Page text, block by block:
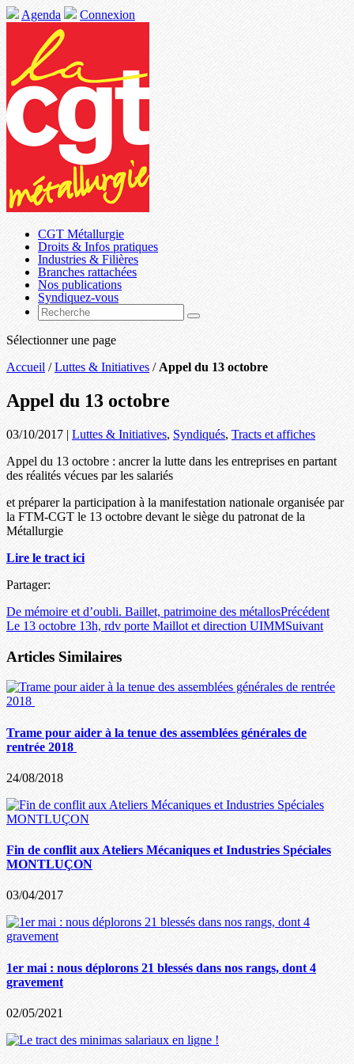
Agenda Connexion
CGT Métallurgie
Droits & Infos pratiques
Industries & Filières
Branches rattachées
Nos publications
Syndiquez-vous
Sélectionner une page
Accueil /Luttes & Initiatives / Appel du 13 octobre
Appel du 13 octobre
03/10/2017 | Luttes & Initiatives, Syndiqués, Tracts et affiches
Appel du 13 octobre : ancrer la lutte dans les entreprises en partant
des réalités vécues par les salariés
et préparer la participation à la manifestation nationale organisée par
la FTM-CGT le 13 octobre devant le siège du patronat de la
Métallurgie
Lire le tract ici
Partager:
De mémoire et d’oubli. Baillet, patrimoine des métallosPrécédent
Le 13 octobre 13h, rdv porte Maillot et direction UIMMSuivant
Articles Similaires
Trame pour aider à la tenue des assemblées générales de
rentrée 2018
24/08/2018
Fin de conflit aux Ateliers Mécaniques et Industries Spéciales
MONTLUÇON
03/04/2017
1er mai : nous déplorons 21 blessés dans nos rangs, dont 4
gravement
02/05/2021